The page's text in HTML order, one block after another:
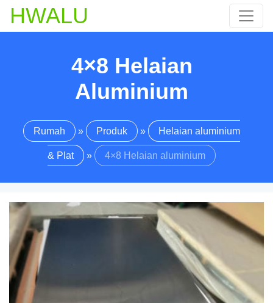
HWALU
4×8 Helaian
Aluminium
Rumah » Produk » Helaian aluminium
& Plat » 4×8 Helaian aluminium